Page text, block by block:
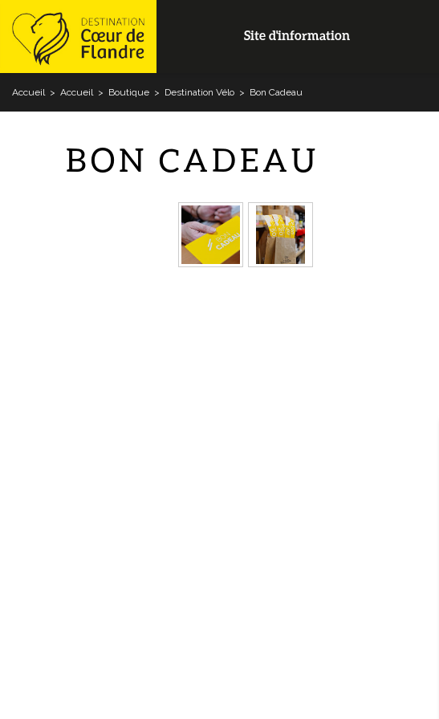
Site d'information
Accueil > Accueil > Boutique > Destination Vélo > Bon Cadeau
BON CADEAU